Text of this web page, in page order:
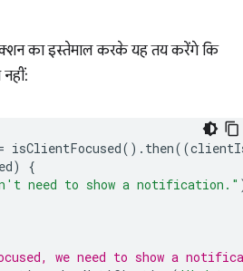
का इस्तेमाल करके यह तय करेंगे कि
isClientFocused(). then((
)
{
need to show a notification."
we need to show a